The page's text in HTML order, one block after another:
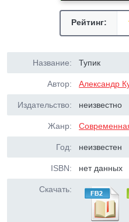
Рейтинг:
Название: Тупик
Автор: Александр
Издательство: неизвестно
Жанр:
Год: неизвестен
ISBN: нет данных
Скачать: